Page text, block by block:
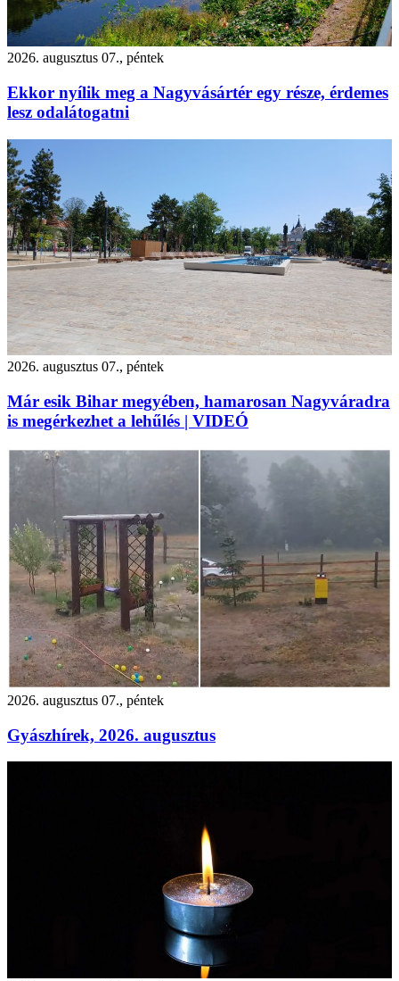
2026. augusztus 07., péntek
Ekkor nyílik meg a Nagyvásártér egy része, érdemes
lesz odalátogatni
2026. augusztus 07., péntek
Már esik Bihar megyében, hamarosan Nagyváradra
is megérkezhet a lehűlés | VIDEÓ
2026. augusztus 07., péntek
Gyászhírek, 2026. augusztus